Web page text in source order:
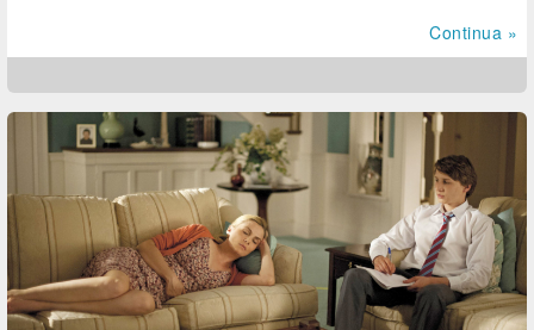
Continua »